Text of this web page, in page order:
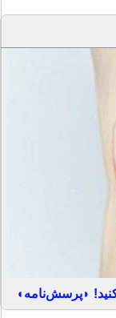
◗پرسش‌نامه◖